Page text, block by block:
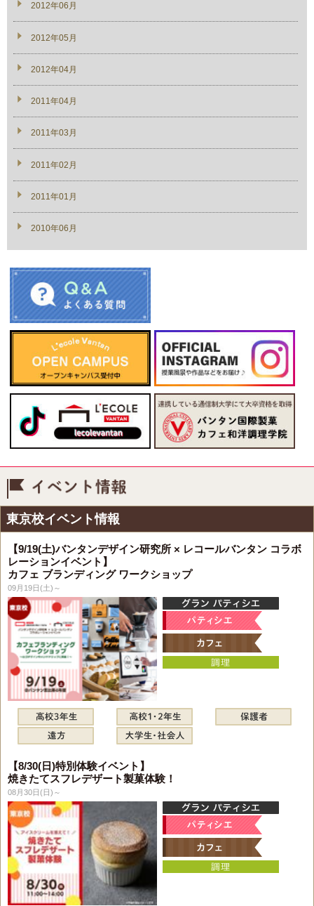
2012年06月
2012年05月
2012年04月
2011年04月
2011年03月
2011年02月
2011年01月
2010年06月
東京校イベント情報
【9/19(土)バンタンデザイン研究所 × レコールバンタン コラボ
レーションイベント】
カフェ ブランディング ワークショップ
09月19日(土)～
【8/30(日)特別体験イベント】
焼きたてスフレデザート製菓体験！
08月30日(日)～